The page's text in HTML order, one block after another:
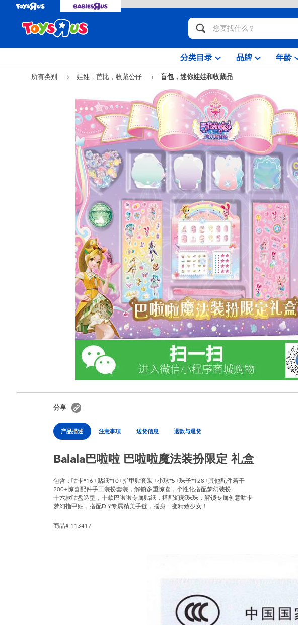
分类目录 品牌 年龄
所有类别 娃娃，芭比，收藏公仔 盲包，迷你娃娃和收藏品
分享
产品描述 注意事項 送货信息 退款与退货
Balala巴啦啦 巴啦啦魔法装扮限定 礼盒
包含：咕卡*16+贴纸*10+指甲贴套装+小球*5+珠子*128+其他配件若干
200+惊喜配件手工装扮套装，解锁多重惊喜，个性化搭配梦幻装扮
十六款咕盘造型，十款巴啦啦专属贴纸，搭配幻彩珠珠，解锁专属创意咕卡
梦幻指甲贴，搭配DIY专属精美手链，摇身一变精致少女！
商品# 113417